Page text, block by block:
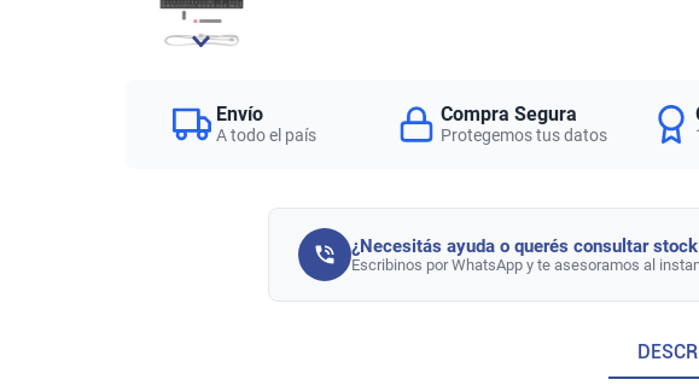
Envío
A todo el país
Compra Segura
Protegemos tus datos
¿Necesitás ayuda o querés consultar
Escribinos por WhatsApp y te asesoramos al